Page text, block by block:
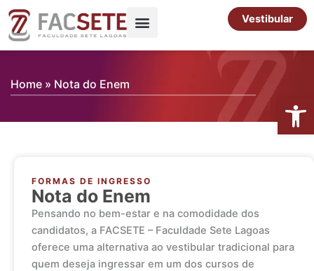
para
Vestibular
Home » Nota do Enem
FORMAS DE INGRESSO
Nota do Enem
Pensando no bem-estar e na comodidade dos
candidatos, a FACSETE – Faculdade Sete Lagoas
oferece uma alternativa ao vestibular tradicional para
quem deseja ingressar em um dos cursos de
Abrir